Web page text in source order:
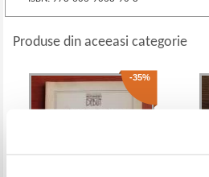
Produse din aceeasi categorie
-35%